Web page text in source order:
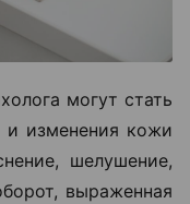
могут стать
и изменения кожи
шелушение,
выраженная